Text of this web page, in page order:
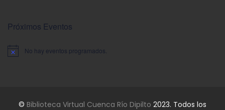
Próximos Eventos
Aviso No hay eventos programados.
© Biblioteca Virtual Cuenca Río Dipilto 2023. Todos los